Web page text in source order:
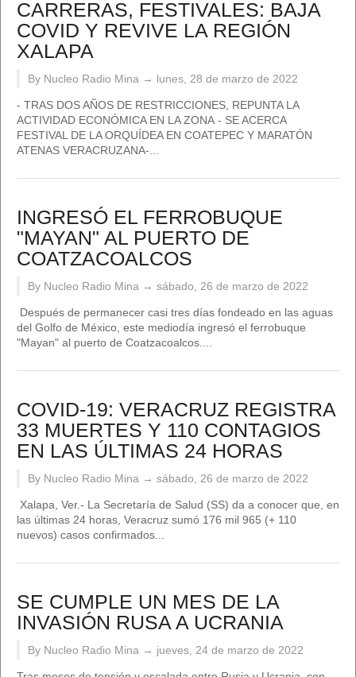
CARRERAS, FESTIVALES: BAJA
COVID Y REVIVE LA REGIÓN
XALAPA
By Nucleo Radio Mina → lunes, 28 de marzo de 2022
- TRAS DOS AÑOS DE RESTRICCIONES, REPUNTA LA
ACTIVIDAD ECONÓMICA EN LA ZONA - SE ACERCA
FESTIVAL DE LA ORQUÍDEA EN COATEPEC Y MARATÓN
ATENAS VERACRUZANA-...
INGRESÓ EL FERROBUQUE
"MAYAN" AL PUERTO DE
COATZACOALCOS
By Nucleo Radio Mina → sábado, 26 de marzo de 2022
Después de permanecer casi tres días fondeado en las aguas
del Golfo de México, este mediodía ingresó el ferrobuque
"Mayan" al puerto de Coatzacoalcos....
COVID-19: VERACRUZ REGISTRA
33 MUERTES Y 110 CONTAGIOS
EN LAS ÚLTIMAS 24 HORAS
By Nucleo Radio Mina → sábado, 26 de marzo de 2022
Xalapa, Ver.- La Secretaría de Salud (SS) da a conocer que, en
las últimas 24 horas, Veracruz sumó 176 mil 965 (+ 110
nuevos) casos confirmados...
SE CUMPLE UN MES DE LA
INVASIÓN RUSA A UCRANIA
By Nucleo Radio Mina → jueves, 24 de marzo de 2022